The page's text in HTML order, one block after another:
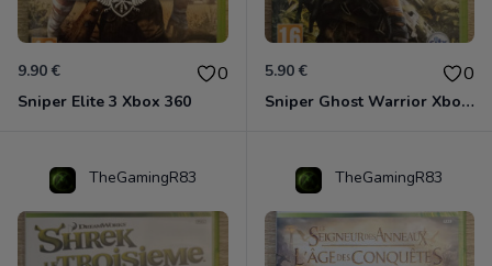
9.90 € 0
Sniper Elite 3 Xbox 360
5.90 € 0
Sniper Ghost Warrior Xbox 360
TheGamingR83 TheGamingR83